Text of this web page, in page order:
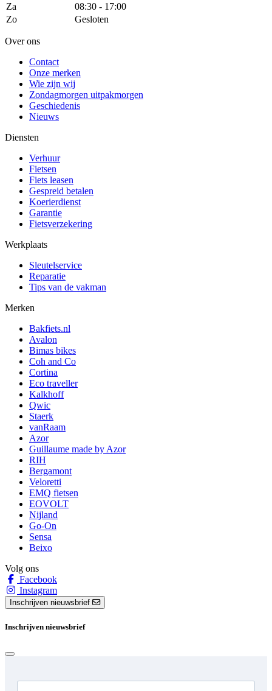
Za
08:30 - 17:00
Zo
Gesloten
Over ons
Contact
Onze merken
Wie zijn wij
Zondagmorgen uitpakmorgen
Geschiedenis
Nieuws
Diensten
Verhuur
Fietsen
Fiets leasen
Gespreid betalen
Koerierdienst
Garantie
Fietsverzekering
Werkplaats
Sleutelservice
Reparatie
Tips van de vakman
Merken
Bakfiets.nl
Avalon
Bimas bikes
Coh and Co
Cortina
Eco traveller
Kalkhoff
Qwic
Staerk
vanRaam
Azor
Guillaume made by Azor
RIH
Bergamont
Veloretti
EMQ fietsen
EOVOLT
Nijland
Go-On
Sensa
Beixo
Volg ons
Facebook
Instagram
Inschrijven nieuwsbrief
Inschrijven nieuwsbrief